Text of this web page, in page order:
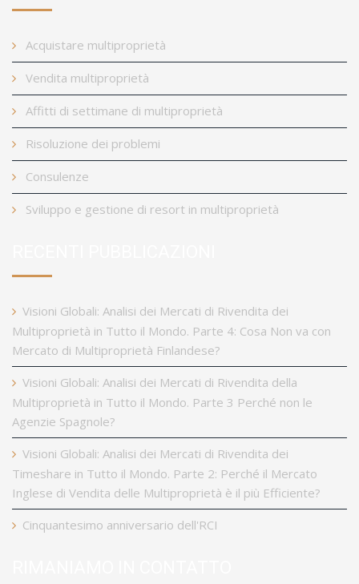
Acquistare multiproprietà
Vendita multiproprietà
Affitti di settimane di multiproprietà
Risoluzione dei problemi
Consulenze
Sviluppo e gestione di resort in multiproprietà
Visioni Globali: Analisi dei Mercati di Rivendita dei
Multiproprietà in Tutto il Mondo. Parte 4: Cosa Non va con
Mercato di Multiproprietà Finlandese?
Visioni Globali: Analisi dei Mercati di Rivendita della
Multiproprietà in Tutto il Mondo. Parte 3 Perché non le
Agenzie Spagnole?
Visioni Globali: Analisi dei Mercati di Rivendita dei
Timeshare in Tutto il Mondo. Parte 2: Perché il Mercato
Inglese di Vendita delle Multiproprietà è il più Efficiente?
Cinquantesimo anniversario dell'RCI